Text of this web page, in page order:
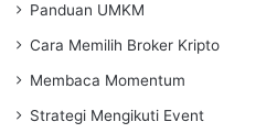
Panduan UMKM
Cara Memilih Broker Kripto
Membaca Momentum
Strategi Mengikuti Event